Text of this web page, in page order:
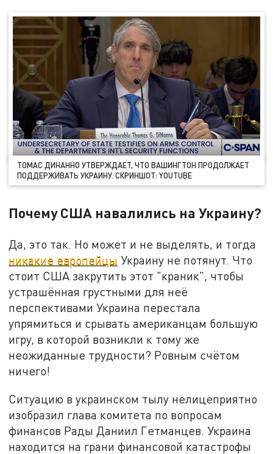
ТОМАС ДИНАННО УТВЕРЖДАЕТ, ЧТО ВАШИНГТОН ПРОДОЛЖАЕТ
ПОДДЕРЖИВАТЬ УКРАИНУ. СКРИНШОТ: YOUTUBE
Почему США навалились на Украину?
Да, это так. Но может и не выделять, и тогда
никакие европейцы Украину не потянут. Что
стоит США закрутить этот "краник", чтобы
устрашённая грустными для неё
перспективами Украина перестала
упрямиться и срывать американцам большую
игру, в которой возникли к тому же
неожиданные трудности? Ровным счётом
ничего!
Ситуацию в украинском тылу нелицеприятно
изобразил глава комитета по вопросам
финансов Рады Даниил Гетманцев. Украина
находится на грани финансовой катастрофы